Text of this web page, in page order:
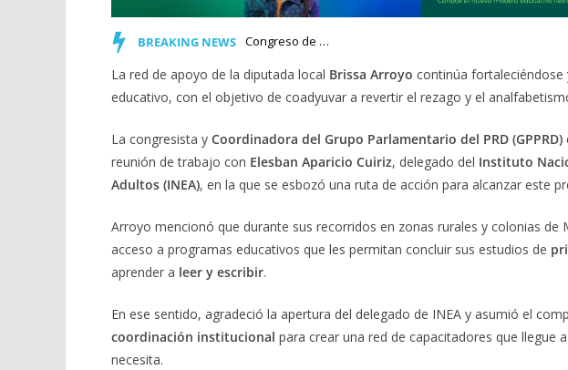
BREAKING NEWS Congreso de Michoacán incorpora al Calendario Cívico la co…
La red de apoyo de la diputada local Brissa Arroyo continúa fortaleciéndose
educativo, con el objetivo de coadyuvar a revertir el rezago y el
La congresista y Coordinadora del Grupo Parlamentario del PRD (GPPRD)
reunión de trabajo con Elesban Aparicio Cuiriz, delegado del Instituto
Adultos (INEA), en la que se esbozó una ruta de acción para alcanzar este
Arroyo mencionó que durante sus recorridos en zonas rurales y colonias de
acceso a programas educativos que les permitan concluir sus estudios de
aprender a leer y escribir.
En ese sentido, agradeció la apertura del delegado de INEA y asumió el
coordinación institucional para crear una red de capacitadores que llegue
necesita.